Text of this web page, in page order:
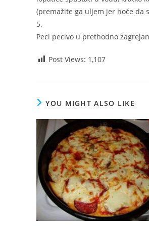
(premažite ga uljem jer hoće da
5.
Peci pecivo u prethodno
Post Views: 1,107
YOU MIGHT ALSO LIKE